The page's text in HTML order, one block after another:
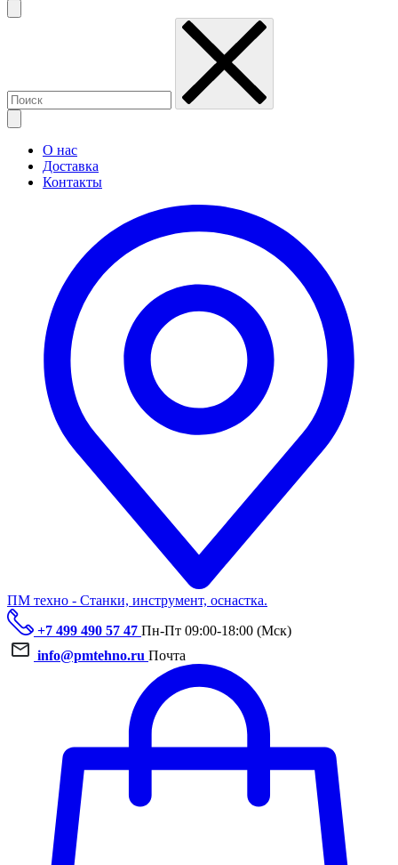
О нас
Доставка
Контакты
ПМ техно - Станки, инструмент, оснастка.
+7 499 490 57 47 Пн-Пт 09:00-18:00 (Мск)
info@pmtehno.ru Почта